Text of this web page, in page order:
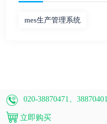
mes生产管理系统
020-38870471、38870401
立即购买